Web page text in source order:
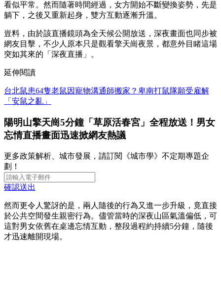
看似平常。然而隨著時間經過，女方開始不斷變換姿勢，先是
躺下，之後又重新起身，雙方互動逐漸升溫。
豈料，由於該直播鏡頭為全天候公開放送，深夜畫面也同步被
網友目擊，不少人原本只是觀看擎天崗夜景，都意外目睹這場
突如其來的「深夜直播」。
延伸閱讀
台北鼠患64隻老鼠因寵物溝通師搬家？卑南打鼠隊願受雇解
「安鼠之亂」
陽明山擎天崗5分鐘「草原活春宮」全程放送！男女
忘情直播畫面迅速掀網友熱議
更多政策解析、城市發展，請訂閱《城市學》不定期專題企
劃！
確認送出
然而更令人驚訝的是，兩人隨後的行為又進一步升級，竟直接
於公共空間發生親密行為。儘管當時的深夜山區氣溫偏低，可
這對男女依舊在桌邊忘情互動，整段過程約持續5分鐘，隨後
才迅速離開現場。